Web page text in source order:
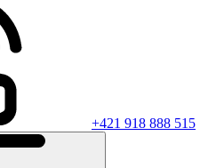
+421 918 888 515